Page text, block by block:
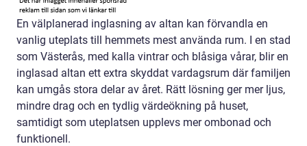
En välplanerad inglasning av altan kan förvandla en
vanlig uteplats till hemmets mest använda rum. I en stad
som Västerås, med kalla vintrar och blåsiga vårar, blir en
inglasad altan ett extra skyddat vardagsrum där familjen
kan umgås stora delar av året. Rätt lösning ger mer ljus,
mindre drag och en tydlig värdeökning på huset,
samtidigt som uteplatsen upplevs mer ombonad och
funktionell.